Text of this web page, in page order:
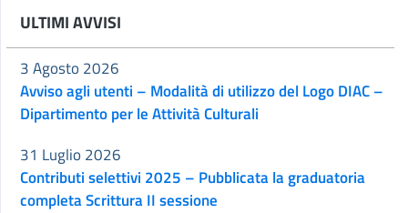
ULTIMI AVVISI
Avviso agli utenti – Modalità di utilizzo del Logo DIAC –
Dipartimento per le Attività Culturali
3 Agosto 2026
Contributi selettivi 2025 – Pubblicata la graduatoria
completa Scrittura II sessione
31 Luglio 2026